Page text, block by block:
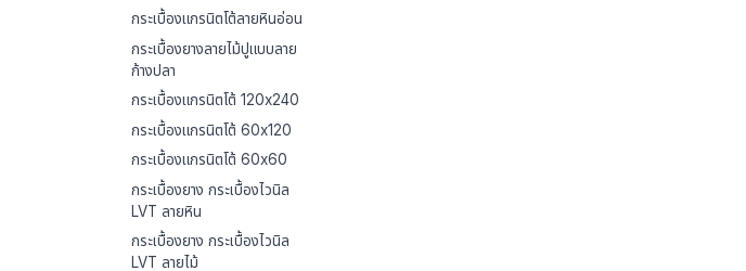
กระเบื้องแกรนิตโต้ลายหินอ่อน
กระเบื้องยางลายไม้ปูแบบลาย
ก้างปลา
กระเบื้องแกรนิตโต้ 120x240
กระเบื้องแกรนิตโต้ 60x120
กระเบื้องแกรนิตโต้ 60x60
กระเบื้องยาง กระเบื้องไวนิล
LVT ลายหิน
กระเบื้องยาง กระเบื้องไวนิล
LVT ลายไม้